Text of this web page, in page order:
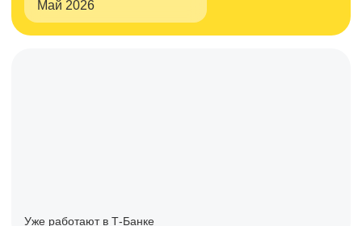
Май 2026
Уже работают в Т-Банке